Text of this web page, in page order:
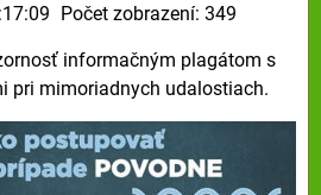
Počet zobrazení: 349
informačným plagátom s
pri mimoriadnych udalostiach.